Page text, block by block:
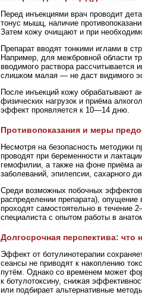
Перед инъекциями врач проводит
тонус мышц, наличие
Затем кожу очищают и при
Препарат вводят тонкими иглами в
Например, для межбровной области
вводимого раствора рассчитывается
слишком малая — не даст видимого
После инъекций кожу обрабатывают
физических нагрузок и приёма
эффект проявляется к 10—14 дню.
Противопоказания и меры
Несмотря на безопасность методики
проводят при беременности и
гемофилии, а также на фоне приёма
заболеваний, эпилепсии, сахарного
Среди возможных побочных
распределении препарата),
проходят самостоятельно в течение
специалиста с опытом работы в
Долгосрочная перспектива: что
Эффект от ботулинотерапии
сеансы не приводят к накоплению
путём. Однако со временем может
к ботулотоксину, снижая
или подбирает альтернативные